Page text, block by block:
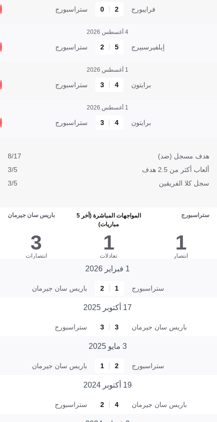
فرايبورج 2
0 ستراسبورج
4 أغسطس 2026
إيلفيرسبيرج 5
2 ستراسبورج
1 أغسطس 2026
برايتون 4
3 ستراسبورج
1 أغسطس 2026
برايتون 4
3 ستراسبورج
هدف مسجل (ضد)
8/17
ألعاب أكثر من 2.5 هدف
3/5
سجل كلا الفريقين
3/5
ستراسبورج
المواجهات المباشرة (آخر 5
مباريات)
باريس سان جيرمان
1
انتصار
1
تعادلات
3
انتصارات
1 فبراير 2026
ستراسبورج 1
2 باريس سان جيرمان
17 أكتوبر 2025
باريس سان جيرمان 3
3 ستراسبورج
3 مايو 2025
ستراسبورج 2
1 باريس سان جيرمان
19 أكتوبر 2024
باريس سان جيرمان 4
2 ستراسبورج